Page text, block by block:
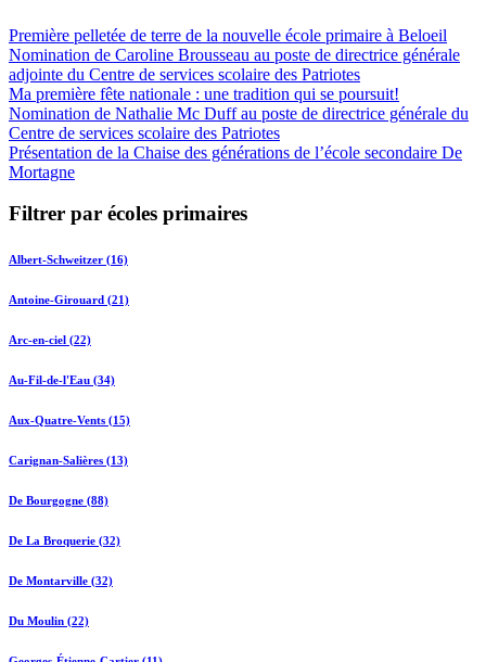
Première pelletée de terre de la nouvelle école primaire à Beloeil
Nomination de Caroline Brousseau au poste de directrice générale
adjointe du Centre de services scolaire des Patriotes
Ma première fête nationale : une tradition qui se poursuit!
Nomination de Nathalie Mc Duff au poste de directrice générale du
Centre de services scolaire des Patriotes
Présentation de la Chaise des générations de l’école secondaire De
Mortagne
Filtrer par écoles primaires
Albert-Schweitzer (16)
Antoine-Girouard (21)
Arc-en-ciel (22)
Au-Fil-de-l'Eau (34)
Aux-Quatre-Vents (15)
Carignan-Salières (13)
De Bourgogne (88)
De La Broquerie (32)
De Montarville (32)
Du Moulin (22)